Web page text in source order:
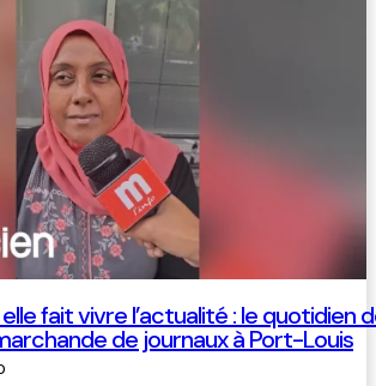
elle fait vivre l’actualité : le quotidien
de journaux à Port-Louis